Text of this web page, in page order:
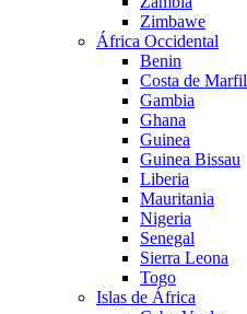
Zimbawe
África Occidental
Benin
Costa de Marfil
Gambia
Ghana
Guinea
Guinea Bissau
Liberia
Mauritania
Nigeria
Senegal
Sierra Leona
Togo
Islas de África